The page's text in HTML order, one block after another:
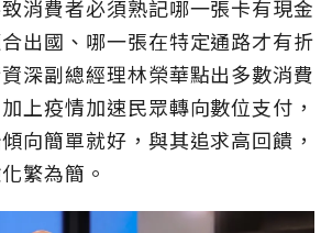
致消費者必須熟記哪一張卡有現金
出國、哪一張在特定通路才有折
深副總經理林榮華點出多數消費
上疫情加速民眾轉向數位支付，
向簡單就好，與其追求高回饋，
繁為簡。